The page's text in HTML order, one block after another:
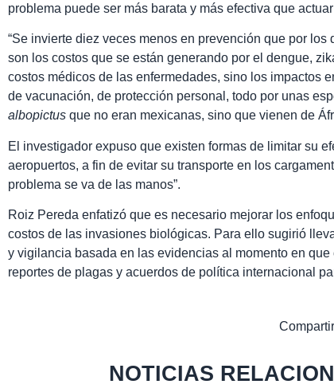
problema puede ser más barata y más efectiva que
“Se invierte diez veces menos en prevención que por
son los costos que se están generando por el dengue,
costos médicos de las enfermedades, sino los impactos
de vacunación, de protección personal, todo por unas
albopictus que no eran mexicanas, sino que vienen de
El investigador expuso que existen formas de limitar su
aeropuertos, a fin de evitar su transporte en los
problema se va de las manos”.
Roiz Pereda enfatizó que es necesario mejorar los
costos de las invasiones biológicas. Para ello sugirió
y vigilancia basada en las evidencias al momento en
reportes de plagas y acuerdos de política internacional
NOTICIAS